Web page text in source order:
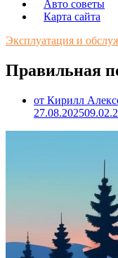
Авто советы
Карта сайта
Эксплуатация и
Правильная
от Кирилл
27.08.2025